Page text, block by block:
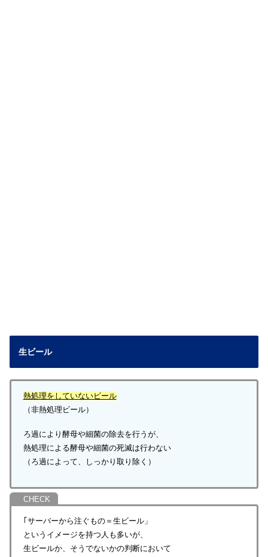
生ビール
熱処理をしていないビール
（非熱処理ビール）
ろ過により酵母や細菌の除去を行うが、
熱処理による酵母や細菌の死滅は行わない
（ろ過によって、しっかり取り除く）
｢サーバーから注ぐもの＝生ビール」
というイメージを持つ人も多いが、
生ビールか、そうでないかの判断において